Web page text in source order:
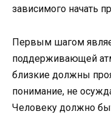
зависимого начать
Первым шагом
поддерживающей
близкие должны
понимание, не
Человеку должно